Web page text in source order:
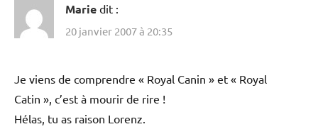
Marie dit :
20 janvier 2007 à 20:35
Je viens de comprendre « Royal Canin » et « Royal
Catin », c’est à mourir de rire !
Hélas, tu as raison Lorenz.